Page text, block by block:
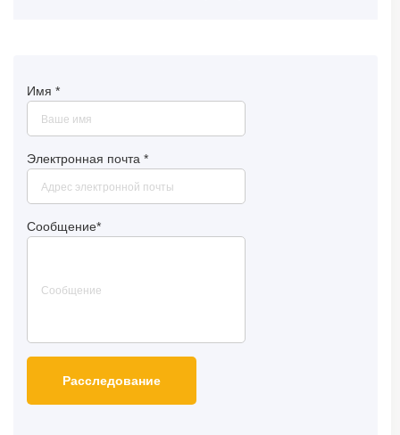
Имя *
Электронная почта *
Сообщение*